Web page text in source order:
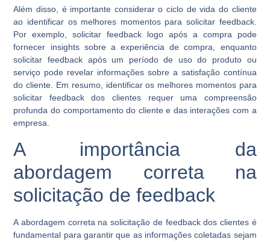
Além disso, é importante considerar o ciclo de vida do cliente
ao identificar os melhores momentos para solicitar feedback.
Por exemplo, solicitar feedback logo após a compra pode
fornecer insights sobre a experiência de compra, enquanto
solicitar feedback após um período de uso do produto ou
serviço pode revelar informações sobre a satisfação contínua
do cliente. Em resumo, identificar os melhores momentos para
solicitar feedback dos clientes requer uma compreensão
profunda do comportamento do cliente e das interações com a
empresa.
A importância da
abordagem correta na
solicitação de feedback
A abordagem correta na solicitação de feedback dos clientes é
fundamental para garantir que as informações coletadas sejam